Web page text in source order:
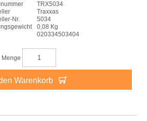
TRX5034
Traxxas
Nr.
5034
0,08 Kg
020334503404
Menge
Warenkorb